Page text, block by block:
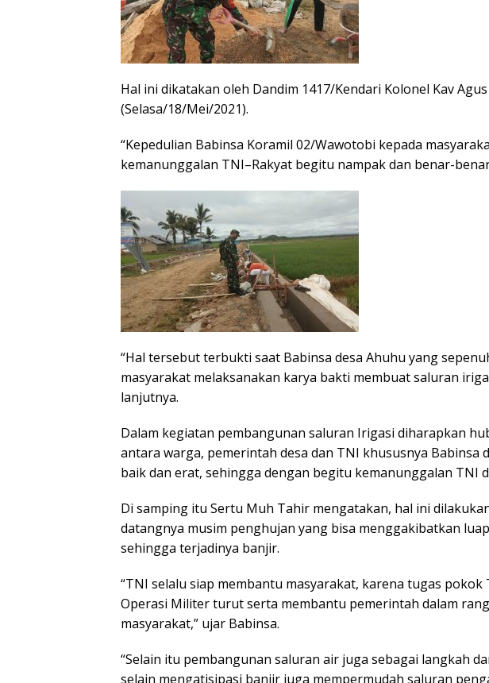
Hal ini dikatakan oleh Dandim 1417/Kendari Kolonel Kav
(Selasa/18/Mei/2021).
“Kepedulian Babinsa Koramil 02/Wawotobi kepada
kemanunggalan TNI–Rakyat begitu nampak dan benar-
“Hal tersebut terbukti saat Babinsa desa Ahuhu yang
masyarakat melaksanakan karya bakti membuat saluran
lanjutnya.
Dalam kegiatan pembangunan saluran Irigasi diharapkan
antara warga, pemerintah desa dan TNI khususnya Babinsa
baik dan erat, sehingga dengan begitu kemanunggalan TNI
Di samping itu Sertu Muh Tahir mengatakan, hal ini
datangnya musim penghujan yang bisa menggakibatkan
sehingga terjadinya banjir.
“TNI selalu siap membantu masyarakat, karena tugas pokok
Operasi Militer turut serta membantu pemerintah dalam
masyarakat,” ujar Babinsa.
“Selain itu pembangunan saluran air juga sebagai langkah
selain mengatisipasi banjir juga mempermudah saluran